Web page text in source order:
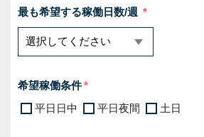
最も希望する稼働日数/週
希望稼働条件
平日日中
平日夜間 土日